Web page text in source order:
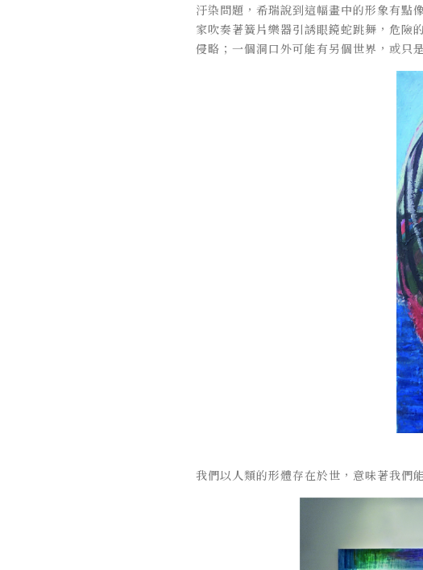
汙染問題，希瑞說到這幅畫中的形象有點
家吹奏著簧片樂器引誘眼鏡蛇跳舞，危險
侵略；一個洞口外可能有另個世界，或只
我們以人類的形體存在於世，意味著我們